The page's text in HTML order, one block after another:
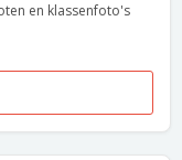
en klassenfoto's